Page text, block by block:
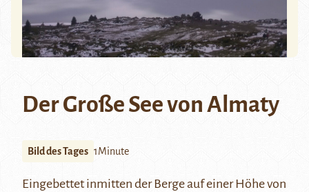
Der Große See von Almaty
Bild des Tages 1Minute
Eingebettet inmitten der Berge auf einer Höhe von